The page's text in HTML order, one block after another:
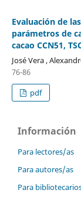
Evaluación de
parámetros de
cacao CCN51,
José Vera ,
76-86
pdf
Información
Para lectores/as
Para autores/as
Para